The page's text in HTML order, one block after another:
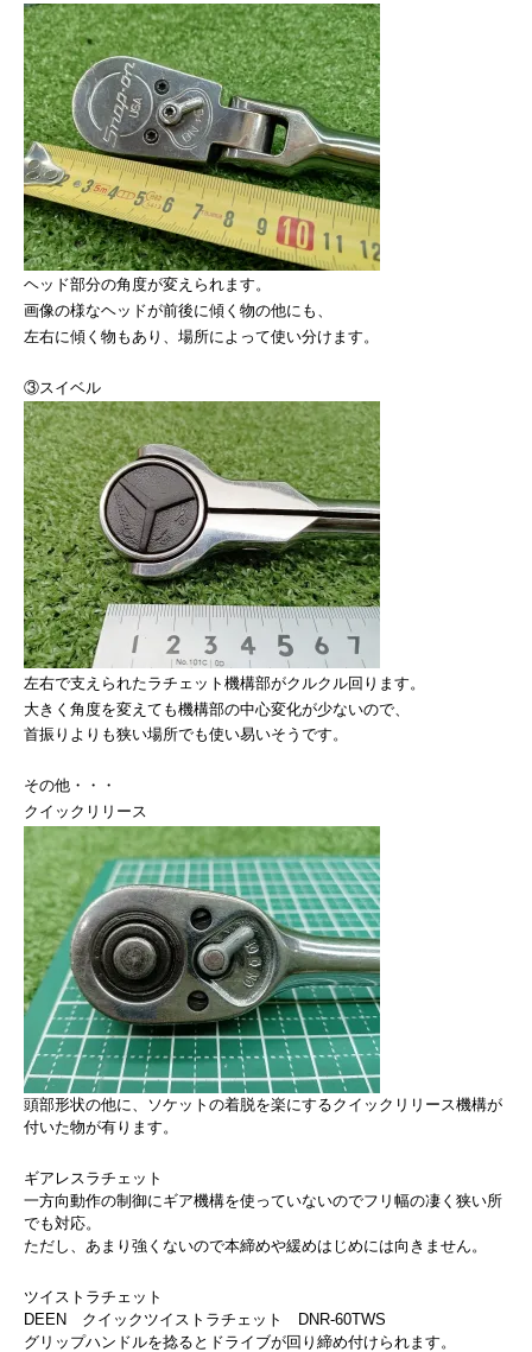
ヘッド部分の角度が変えられます。
画像の様なヘッドが前後に傾く物の他にも、
左右に傾く物もあり、場所によって使い分けます。
③スイベル
左右で支えられたラチェット機構部がクルクル回ります。
大きく角度を変えても機構部の中心変化が少ないので、
首振りよりも狭い場所でも使い易いそうです。
その他・・・
クイックリリース
頭部形状の他に、ソケットの着脱を楽にするクイックリリース機構が
付いた物が有ります。
ギアレスラチェット
一方向動作の制御にギア機構を使っていないのでフリ幅の凄く狭い所
でも対応。
ただし、あまり強くないので本締めや緩めはじめには向きません。
ツイストラチェット
DEEN クイックツイストラチェット DNR-60TWS
グリップハンドルを捻るとドライブが回り締め付けられます。